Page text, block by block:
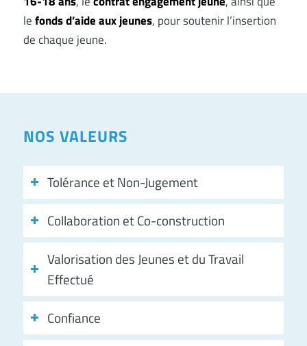
lefonds d’aide aux jeunes, pour soutenir l’insertion
de chaque jeune.
NOS VALEURS
Tolérance et Non-Jugement
Collaboration et Co-construction
Valorisation des Jeunes et du Travail
Effectué
Confiance